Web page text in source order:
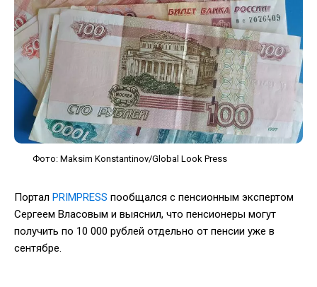
Фото: Maksim Konstantinov/Global Look Press
Портал PRIMPRESS пообщался с пенсионным экспертом
Сергеем Власовым и выяснил, что пенсионеры могут
получить по 10 000 рублей отдельно от пенсии уже в
сентябре.